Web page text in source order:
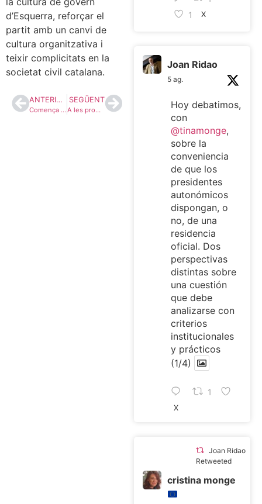
d’Esquerra, reforçar el
partit amb un canvi de
cultura organitzativa i
teixir complicitats en la
societat civil catalana.
ANTERIOR
Comença el desglaç
SEGÜENT
A les properes eleccions hem de consolidar el Grup Parlamentari i ser l’esquerra digna de Catalunya a Madrid
1
X
Joan Ridao
5 ag.
Hoy debatimos,
con
@tinamonge,
sobre la
conveniencia
de que los
presidentes
autonómicos
dispongan, o
no, de una
residencia
oficial. Dos
perspectivas
distintas sobre
una cuestión
que debe
analizarse con
criterios
institucionales
y prácticos
(1/4)
1
X
Joan Ridao
Retweeted
cristina monge